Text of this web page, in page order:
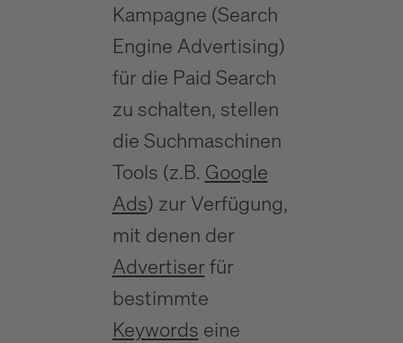
Kampagne (Search
Engine Advertising)
für die Paid Search
zu schalten, stellen
die Suchmaschinen
Tools (z.B. Google
Ads) zur Verfügung,
mit denen der
Advertiserfür
bestimmte
Keywords eine